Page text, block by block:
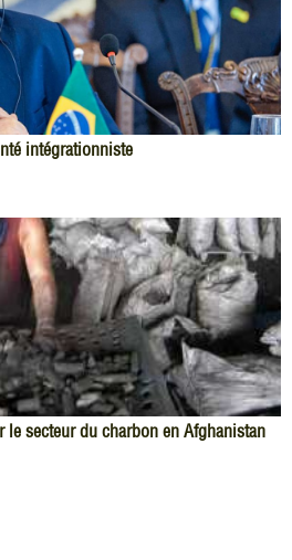
intégrationniste
le secteur du charbon en Afghanistan